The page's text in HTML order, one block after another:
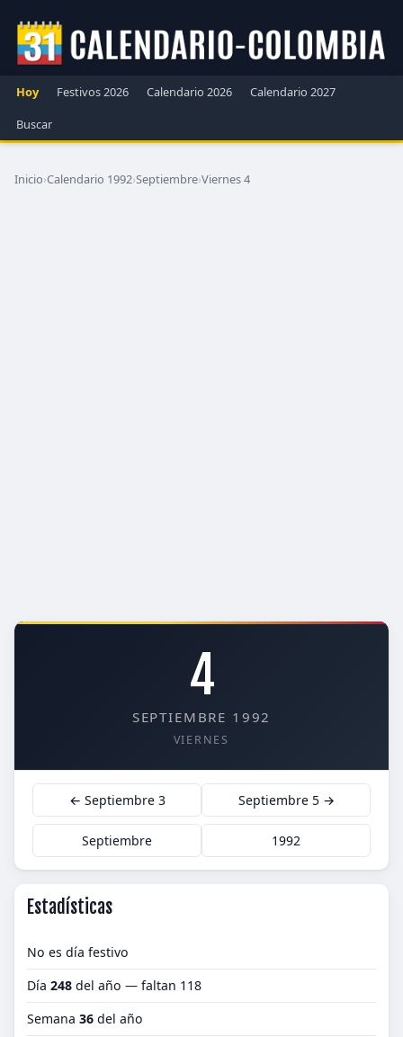
Hoy Festivos 2026 Calendario 2026
Calendario 2027
Buscar
Inicio›Calendario 1992›Septiembre›Viernes 4
4
SEPTIEMBRE 1992
VIERNES
← Septiembre 3 Septiembre 5 →
Septiembre 1992
Estadísticas
No es día festivo
Día 248 del año — faltan 118
Semana 36 del año